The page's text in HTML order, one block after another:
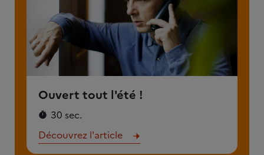
Ouvert tout l'été !
30 sec.
Découvrez l'article